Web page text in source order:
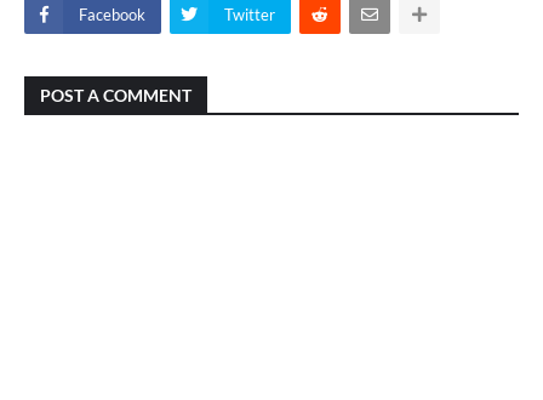
Facebook Twitter
POST A COMMENT